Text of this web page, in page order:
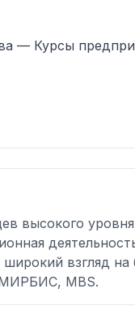
— Курсы
высокого
взгляд на
MBS.